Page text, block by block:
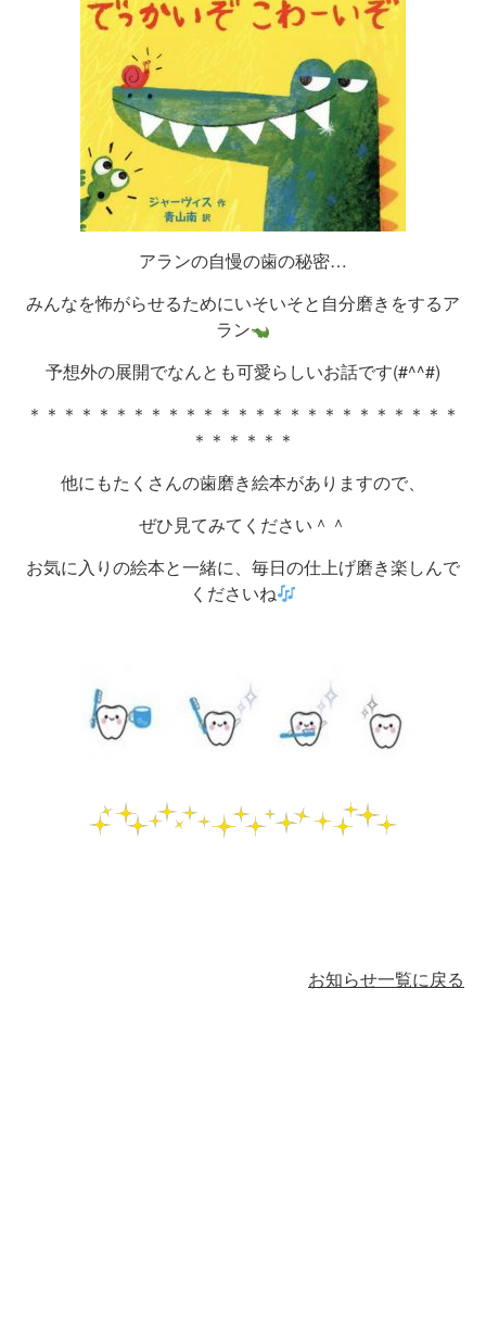
アランの自慢の歯の秘密…
みんなを怖がらせるためにいそいそと自分磨きをするア
ラン
予想外の展開でなんとも可愛らしいお話です(#^^#)
＊＊＊＊＊＊＊＊＊＊＊＊＊＊＊＊＊＊＊＊＊＊＊＊＊
＊＊＊＊＊＊
他にもたくさんの歯磨き絵本がありますので、
ぜひ見てみてください＾＾
お気に入りの絵本と一緒に、毎日の仕上げ磨き楽しんで
くださいね
お知らせ一覧に戻る